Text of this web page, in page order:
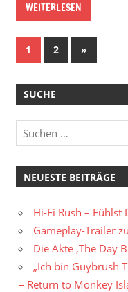
WEITERLESEN
1 2
Nächste
Beiträge
»
SUCHE
NEUESTE BEITRÄGE
Hi-Fi Rush – Fühlst
Gameplay-Trailer
Die Akte ‚The Day
„Ich bin Guybrush
– Return to Monkey